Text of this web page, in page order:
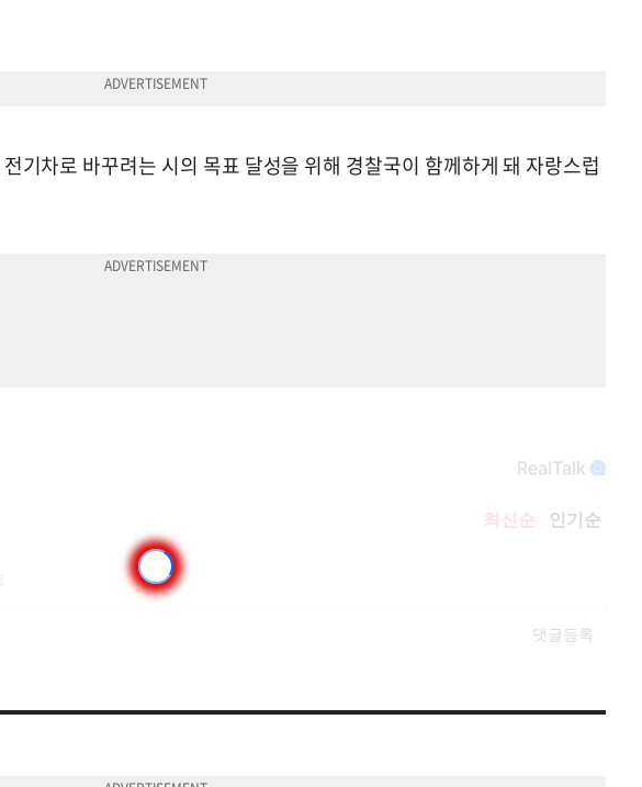
기차로 바꾸려는 시의 목표 달성을 위해 경찰국이 함께하게 돼 자랑스럽